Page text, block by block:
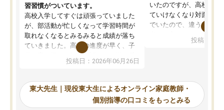
習習慣がついています。
高校入学してすぐは頑張っていました
が、部活動が忙しくなって学習時間が
取れなくなるとみるみると成績が落ち
ていきました。高校の進度が早く、子
供も家に帰って勉強の話すると嫌な反
応を示します。東大先生にお願いして
れるので、親としても安心です。毎日
使える自習室とかもあり、わからない
ところがあれば先生が回答してくれる
投稿日：2026年06月26日
いたのですが、高校に入
ていけなくなり対面の塾
でいたので、違うアプロ
で、当初は模試でD判定
自習室が毎日使えていつ
るのが心強かったよう
謝です。
投稿日：
東大先生｜現役東大生によるオンライン家庭教師・
個別指導の口コミをもっとみる